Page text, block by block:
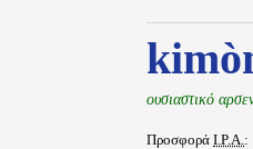
ουσιαστικό
Προσφορά I.P.A. :